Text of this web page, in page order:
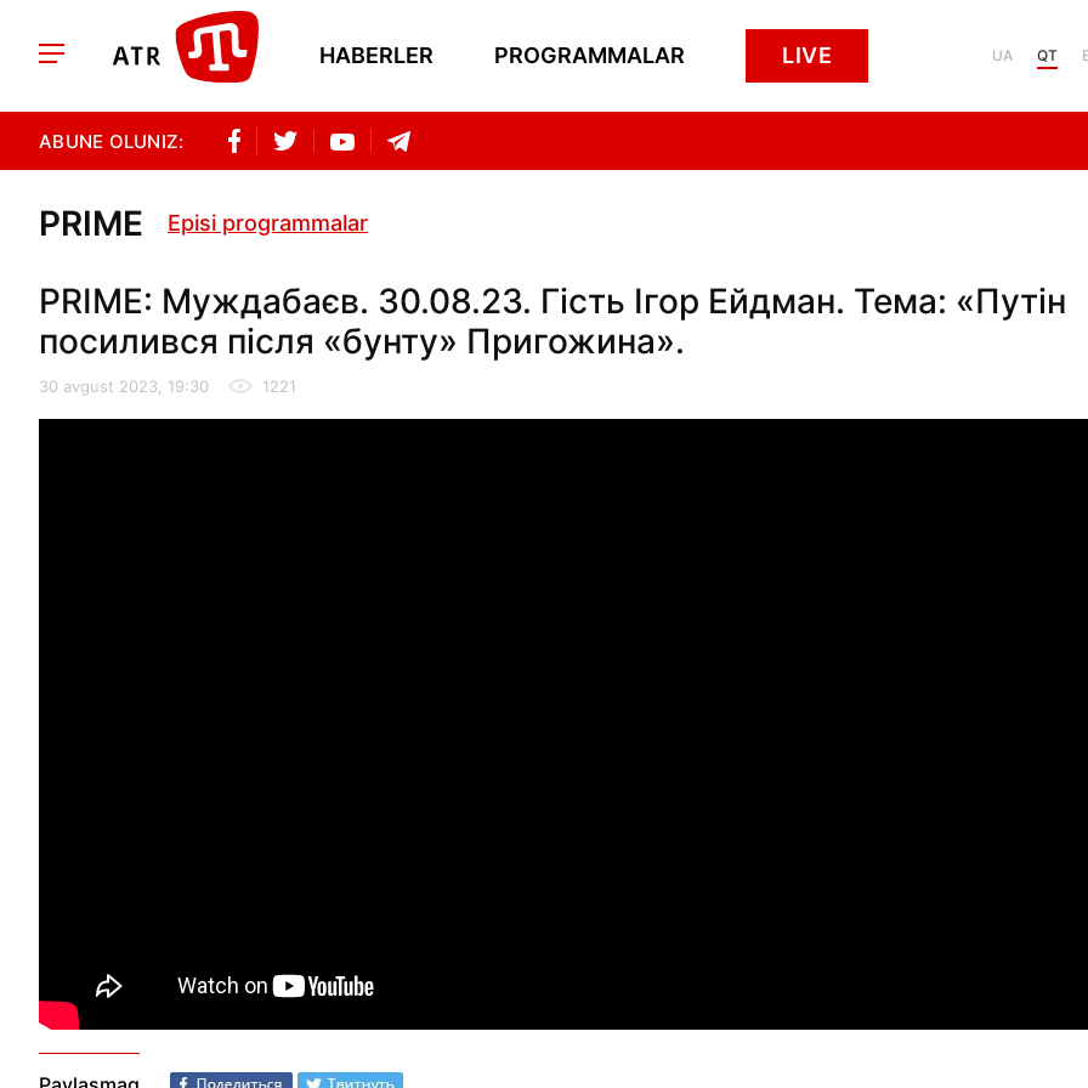
HABERLER PROGRAMMALAR LIVE UA QT
ABUNE OLUNIZ:
PRIME Episi programmalar
PRIME: Муждабаєв. 30.08.23. Гість Ігор Ейдман. Тема: «Путін
посилився після «бунту» Пригожина».
30 avgust 2023, 19:30 1221